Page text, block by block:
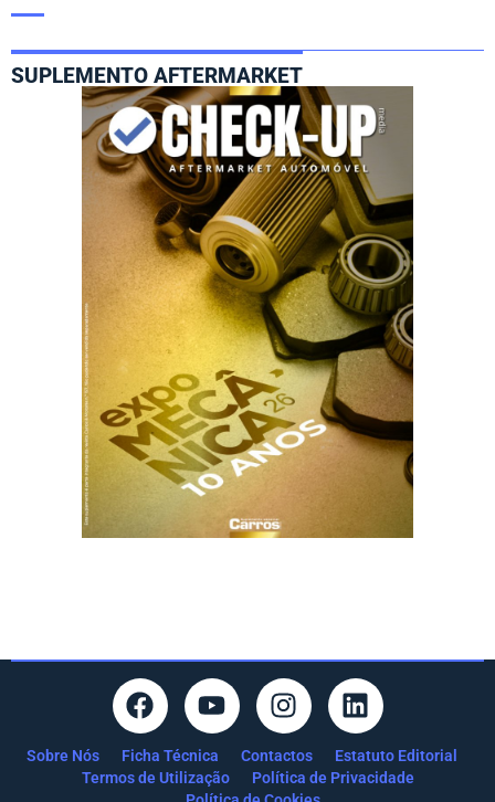
SUPLEMENTO AFTERMARKET
Sobre Nós Ficha Técnica Contactos
Estatuto Editorial
Termos de Utilização
Política de Privacidade